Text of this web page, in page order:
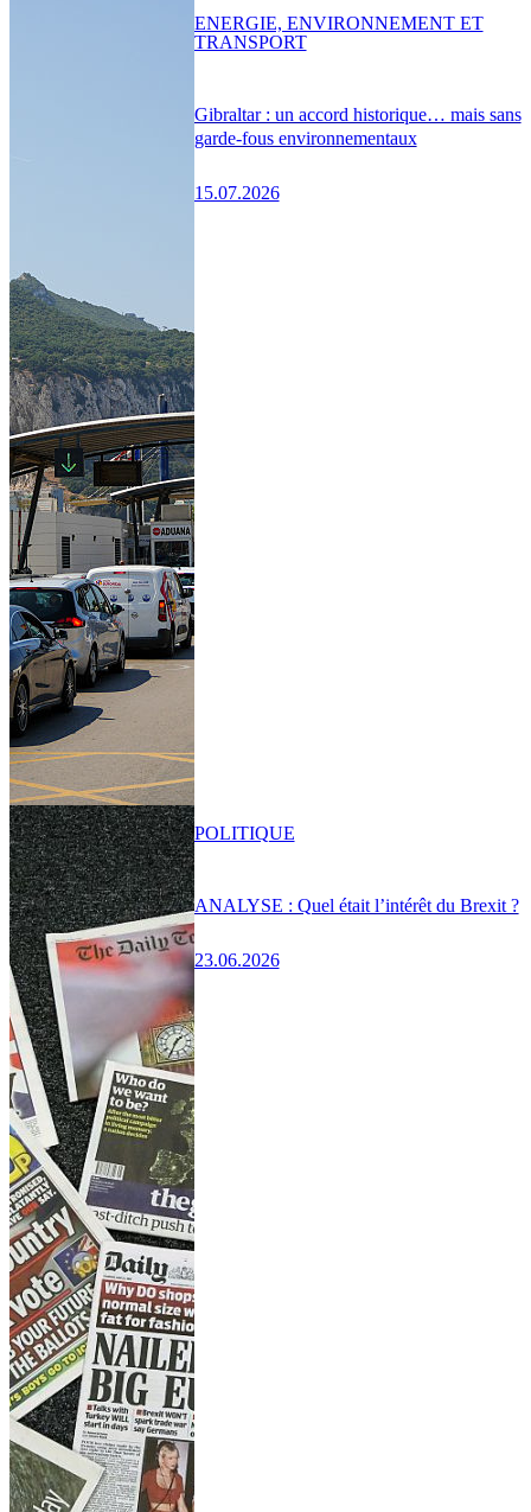
Gibraltar : un accord historique… mais sans
garde-fous environnementaux
15.07.2026
ENERGIE, ENVIRONNEMENT ET
TRANSPORT
ANALYSE : Quel était l’intérêt du Brexit ?
23.06.2026
POLITIQUE